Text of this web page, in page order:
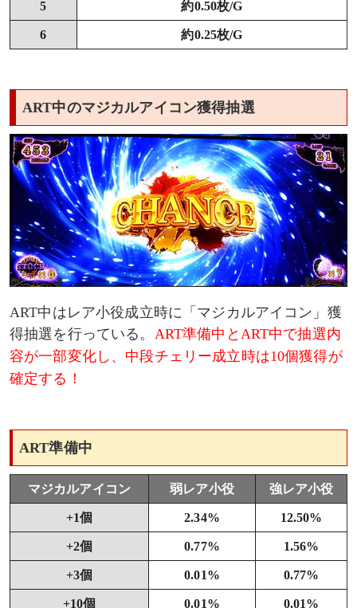
5 約0.50枚/G
6 約0.25枚/G
ART中のマジカルアイコン獲得抽選
ART中はレア小役成立時に「マジカルアイコン」獲
得抽選を行っている。 ART準備中とART中で抽選内
容が一部変化し、中段チェリー成立時は10個獲得が
確定する！
ART準備中
マジカルアイコン 弱レア小役 強レア小役
+1個 2.34% 12.50%
+2個 0.77% 1.56%
+3個 0.01% 0.77%
+10個 0.01% 0.01%